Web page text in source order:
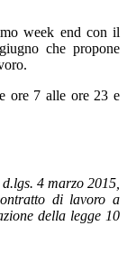
week end con il
che propone
ore 7 alle ore 23 e
4 marzo 2015,
di lavoro a
della legge 10